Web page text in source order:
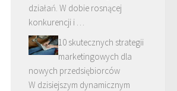
działań. W dobie rosnącej
konkurencji i …
10 skutecznych strategii
marketingowych dla
nowych przedsiębiorców
W dzisiejszym dynamicznym